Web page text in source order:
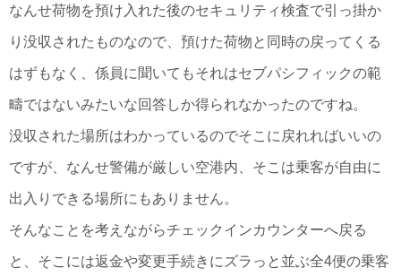
なんせ荷物を預け入れた後のセキュリティ検査で引っ掛か
り没収されたものなので、預けた荷物と同時の戻ってくる
はずもなく、係員に聞いてもそれはセブパシフィックの範
疇ではないみたいな回答しか得られなかったのですね。
没収された場所はわかっているのでそこに戻れればいいの
ですが、なんせ警備が厳しい空港内、そこは乗客が自由に
出入りできる場所にもありません。
そんなことを考えながらチェックインカウンターへ戻る
と、そこには返金や変更手続きにズラっと並ぶ全4便の乗客